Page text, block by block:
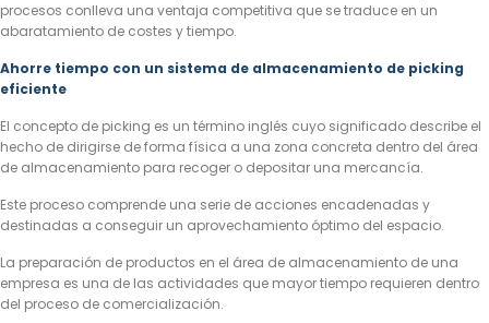
procesos conlleva una ventaja competitiva que se traduce en un
abaratamiento de costes y tiempo.
Ahorre tiempo con un sistema de almacenamiento de picking
eficiente
El concepto de picking es un término inglés cuyo significado describe el
hecho de dirigirse de forma física a una zona concreta dentro del área
de almacenamiento para recoger o depositar una mercancía.
Este proceso comprende una serie de acciones encadenadas y
destinadas a conseguir un aprovechamiento óptimo del espacio.
La preparación de productos en el área de almacenamiento de una
empresa es una de las actividades que mayor tiempo requieren dentro
del proceso de comercialización.